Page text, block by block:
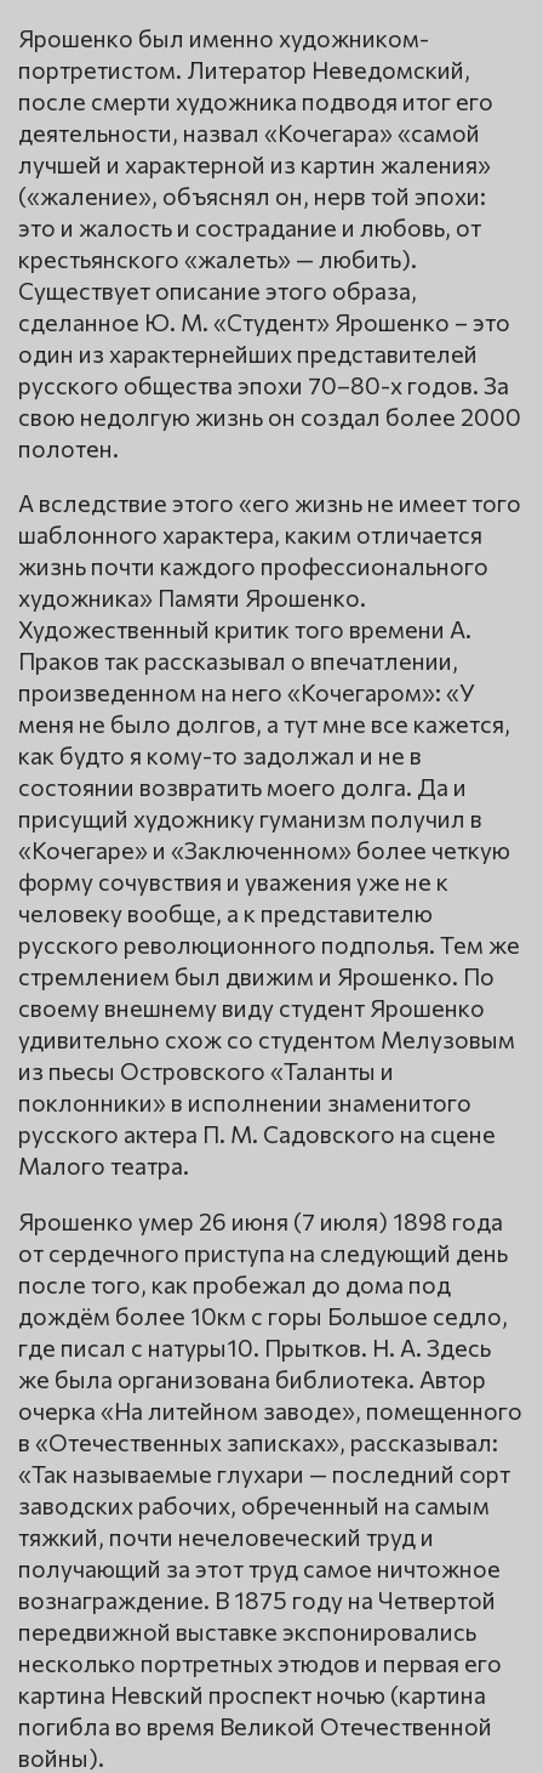
Ярошенко был именно художником-
портретистом. Литератор Неведомский,
после смерти художника подводя итог его
деятельности, назвал «Кочегара» «самой
лучшей и характерной из картин жаления»
(«жаление», объяснял он, нерв той эпохи:
это и жалость и сострадание и любовь, от
крестьянского «жалеть» — любить).
Существует описание этого образа,
сделанное Ю. М. «Студент» Ярошенко – это
один из характернейших представителей
русского общества эпохи 70–80-х годов. За
свою недолгую жизнь он создал более 2000
полотен.
А вследствие этого «его жизнь не имеет того
шаблонного характера, каким отличается
жизнь почти каждого профессионального
художника» Памяти Ярошенко.
Художественный критик того времени А.
Праков так рассказывал о впечатлении,
произведенном на него «Кочегаром»: «У
меня не было долгов, а тут мне все кажется,
как будто я кому-то задолжал и не в
состоянии возвратить моего долга. Да и
присущий художнику гуманизм получил в
«Кочегаре» и «Заключенном» более четкую
форму сочувствия и уважения уже не к
человеку вообще, а к представителю
русского революционного подполья. Тем же
стремлением был движим и Ярошенко. По
своему внешнему виду студент Ярошенко
удивительно схож со студентом Мелузовым
из пьесы Островского «Таланты и
поклонники» в исполнении знаменитого
русского актера П. М. Садовского на сцене
Малого театра.
Ярошенко умер 26 июня (7 июля) 1898 года
от сердечного приступа на следующий день
после того, как пробежал до дома под
дождём более 10км с горы Большое седло,
где писал с натуры10. Прытков. Н. А. Здесь
же была организована библиотека. Автор
очерка «На литейном заводе», помещенного
в «Отечественных записках», рассказывал:
«Так называемые глухари — последний сорт
заводских рабочих, обреченный на самым
тяжкий, почти нечеловеческий труд и
получающий за этот труд самое ничтожное
вознаграждение. В 1875 году на Четвертой
передвижной выставке экспонировались
несколько портретных этюдов и первая его
картина Невский проспект ночью (картина
погибла во время Великой Отечественной
войны).